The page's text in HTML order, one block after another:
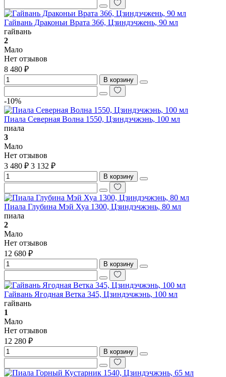
Гайвань Драконьи Врата 366, Цзиндэчжень, 90 мл
гайвань
2
Мало
Нет отзывов
8 480 ₽
В корзину
-10%
Пиала Северная Волна 1550, Цзиндэчжэнь, 100 мл
пиала
3
Мало
Нет отзывов
3 480 ₽ 3 132 ₽
В корзину
Пиала Глубина Мэй Хуа 1300, Цзиндэчжэнь, 80 мл
пиала
2
Мало
Нет отзывов
12 680 ₽
В корзину
Гайвань Ягодная Ветка 345, Цзиндэчжэнь, 100 мл
гайвань
1
Мало
Нет отзывов
12 280 ₽
В корзину